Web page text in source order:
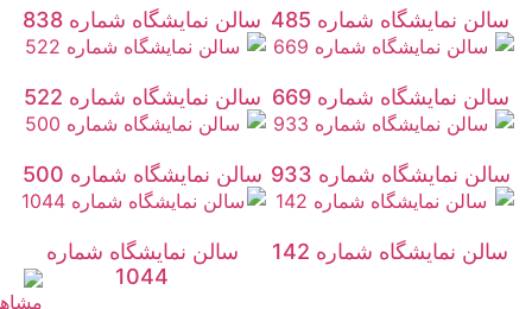
سالن نمایشگاه شماره 485 سالن نمایشگاه شماره 838
سالن نمایشگاه شماره 669 سالن نمایشگاه شماره 522
سالن نمایشگاه شماره 933 سالن نمایشگاه شماره 500
سالن نمایشگاه شماره 142
سالن نمایشگاه شماره
1044